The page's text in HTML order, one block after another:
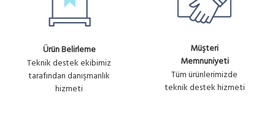
Ürün Belirleme
Teknik destek ekibimiz
tarafından danışmanlık
hizmeti
Müşteri
Memnuniyeti
Tüm ürünlerimizde
teknik destek hizmeti